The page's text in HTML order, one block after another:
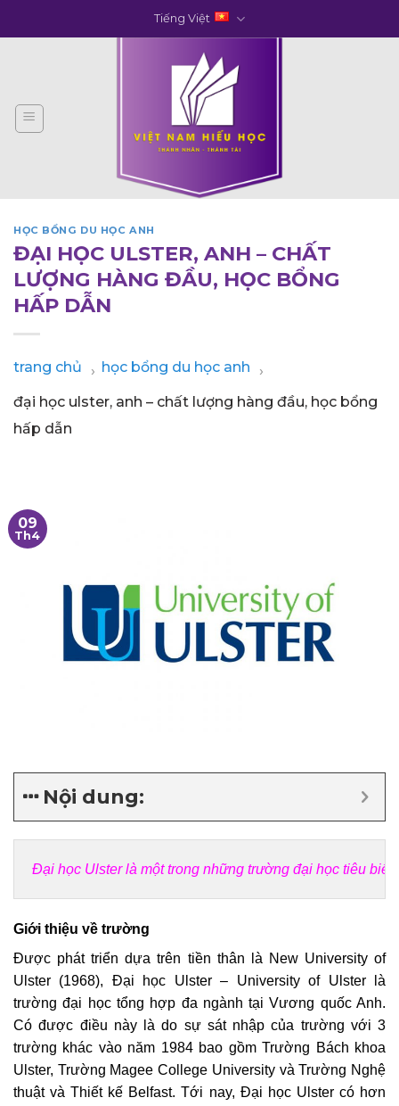
to
Tiếng Việt
HỌC BỔNG DU HỌC ANH
ĐẠI HỌC ULSTER, ANH – CHẤT
LƯỢNG HÀNG ĐẦU, HỌC BỔNG
HẤP DẪN
trang chủ › học bổng du học anh
›
đại học ulster, anh – chất lượng hàng đầu, học bổng
hấp dẫn
09
Th4
Nội dung:
Đại học Ulster là một trong những trường đại học tiêu
Giới thiệu về trường
Được phát triển dựa trên tiền thân là New University of
Ulster (1968), Đại học Ulster – University of Ulster là
trường đại học tổng hợp đa ngành tại Vương quốc Anh.
Có được điều này là do sự sát nhập của trường với 3
trường khác vào năm 1984 bao gồm Trường Bách khoa
Ulster, Trường Magee College University và Trường Nghệ
thuật và Thiết kế Belfast. Tới nay, Đại học Ulster có hơn